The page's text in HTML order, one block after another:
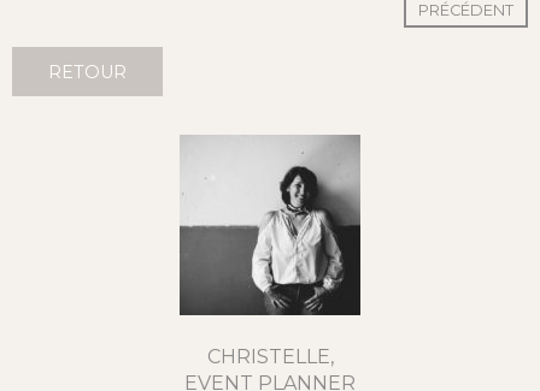
PRÉCÉDENT
RETOUR
CHRISTELLE,
EVENT PLANNER